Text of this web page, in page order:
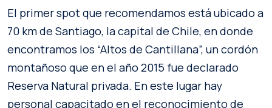
El primer spot que recomendamos está ubicado a
70 km de Santiago, la capital de Chile, en donde
encontramos los “Altos de Cantillana”, un cordón
montañoso que en el año 2015 fue declarado
Reserva Natural privada. En este lugar hay
personal capacitado en el reconocimiento de